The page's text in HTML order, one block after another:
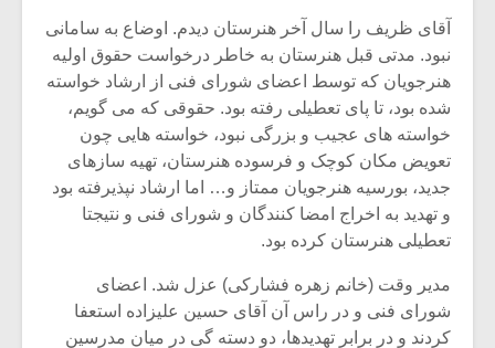
آقای ظریف را سال آخر هنرستان دیدم. اوضاع به سامانی
نبود. مدتی قبل هنرستان به خاطر درخواست حقوق اولیه
هنرجویان که توسط اعضای شورای فنی از ارشاد خواسته
شده بود، تا پای تعطیلی رفته بود. حقوقی که می گویم،
خواسته های عجیب و بزرگی نبود، خواسته هایی چون
تعویض مکان کوچک و فرسوده هنرستان، تهیه سازهای
جدید، بورسیه هنرجویان ممتاز و… اما ارشاد نپذیرفته بود
و تهدید به اخراج امضا کنندگان و شورای فنی و نتیجتا
تعطیلی هنرستان کرده بود.
مدیر وقت (خانم زهره فشارکی) عزل شد. اعضای
شورای فنی و در راس آن آقای حسین علیزاده استعفا
کردند و در برابر تهدیدها، دو دسته گی در میان مدرسین